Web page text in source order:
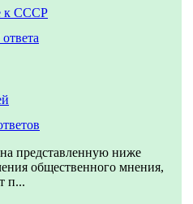
к СССР
представленную ниже
общественного мнения,
п...